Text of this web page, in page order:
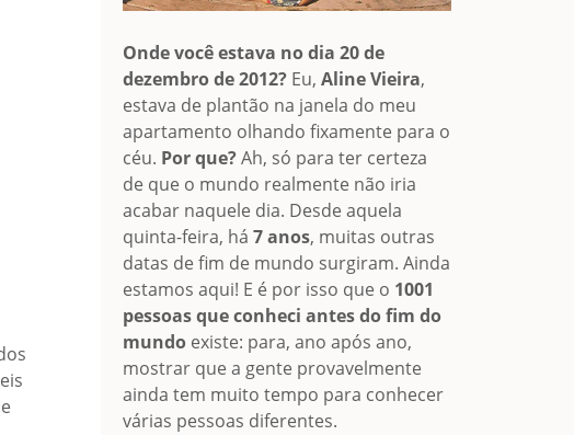
Onde você estava no dia 20 de
dezembro de 2012? Eu, Aline Vieira,
estava de plantão na janela do meu
apartamento olhando fixamente para o
céu. Por que?Ah, só para ter certeza
de que o mundo realmente não iria
acabar naquele dia. Desde aquela
quinta-feira, há 7 anos, muitas outras
datas de fim de mundo surgiram. Ainda
estamos aqui! E é por isso que o 1001
pessoas que conheci antes do fim do
mundo existe: para, ano após ano,
mostrar que a gente provavelmente
ainda tem muito tempo para conhecer
várias pessoas diferentes.